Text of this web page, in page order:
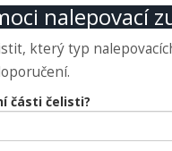
nalepovací
který typ
části čelisti?